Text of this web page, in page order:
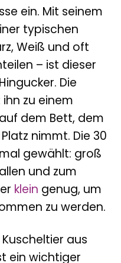
ein. Mit seinem
typischen
Weiß und oft
– ist dieser
Die
zu einem
dem Bett, dem
nimmt. Die 30
gewählt: groß
und zum
klein genug, um
zu werden.
aus
ein wichtiger